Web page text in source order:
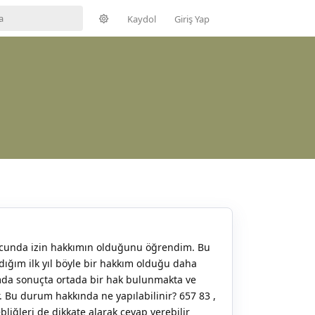
Kaydol Giriş Yap
izin hakkımın olduğunu öğrendim. Bu
ilk yıl böyle bir hakkım olduğu daha
sonuçta ortada bir hak bulunmakta ve
durum hakkında ne yapılabilinir? 657 83 ,
de dikkate alarak cevap verebilir